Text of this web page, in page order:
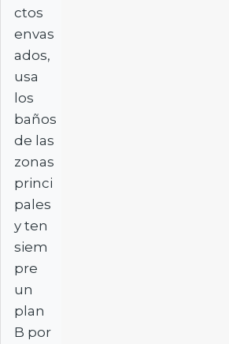
ctos
envas
ados,
usa
los
baños
de las
zonas
princi
pales
y ten
siem
pre
un
plan
B por